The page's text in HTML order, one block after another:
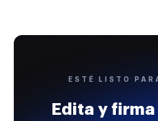
ESTÉ LISTO
Edita y firma